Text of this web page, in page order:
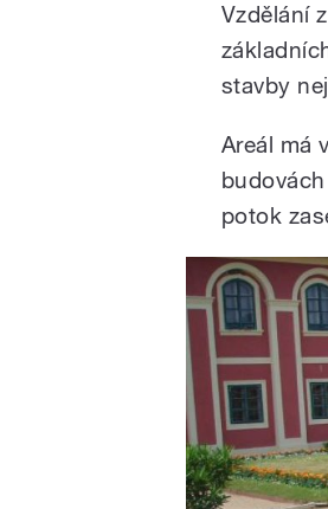
Vzdělání
stavby
Areál má
potok